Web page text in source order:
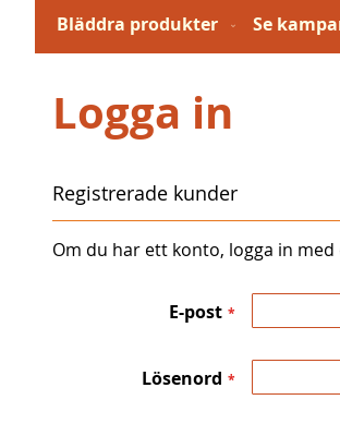
Bläddra produkter Se
Logga in
Registrerade kunder
Om du har ett konto, logga in
E-post
Lösenord